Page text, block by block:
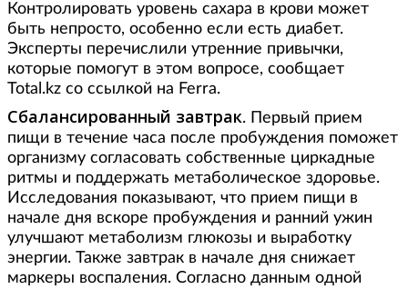
Контролировать уровень сахара в крови может
быть непросто, особенно если есть диабет.
Эксперты перечислили утренние привычки,
которые помогут в этом вопросе, сообщает
Total.kz со ссылкой на Ferra.
Сбалансированный завтрак. Первый прием
пищи в течение часа после пробуждения поможет
организму согласовать собственные циркадные
ритмы и поддержать метаболическое здоровье.
Исследования показывают, что прием пищи в
начале дня вскоре пробуждения и ранний ужин
улучшают метаболизм глюкозы и выработку
энергии. Также завтрак в начале дня снижает
маркеры воспаления. Согласно данным одной